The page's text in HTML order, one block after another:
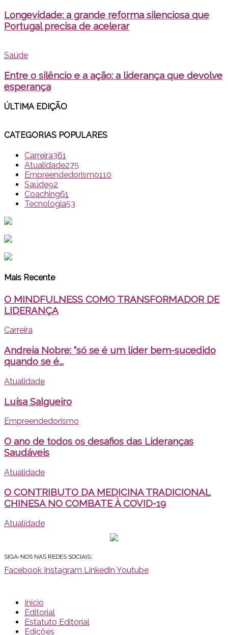
Longevidade: a grande reforma silenciosa que
Portugal precisa de acelerar
Saúde
Entre o silêncio e a ação: a liderança que devolve
esperança
ÚLTIMA EDIÇÃO
CATEGORIAS POPULARES
Carreira361
Atualidade275
Empreendedorismo110
Saúde92
Coaching61
Tecnologia53
Mais Recente
O MINDFULNESS COMO TRANSFORMADOR DE
LIDERANÇA
Carreira
Andreia Nobre: “só se é um líder bem-sucedido
quando se é...
Atualidade
Luísa Salgueiro
Empreendedorismo
O ano de todos os desafios das Lideranças
Saudáveis
Atualidade
O CONTRIBUTO DA MEDICINA TRADICIONAL
CHINESA NO COMBATE À COVID-19
Atualidade
SIGA-NOS NAS REDES SOCIAIS:
Facebook Instagram Linkedin Youtube
Início
Editorial
Estatuto Editorial
Edições